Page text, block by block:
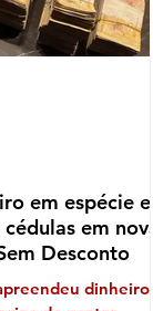
em espécie e
em nova
Desconto
dinheiro